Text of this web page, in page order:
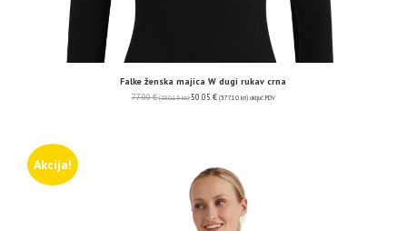
Falke ženska majica W dugi rukav crna
77.00€ (580.16 kn) 50.05 € (377.10 kn) uključ. PDV
Akcija!